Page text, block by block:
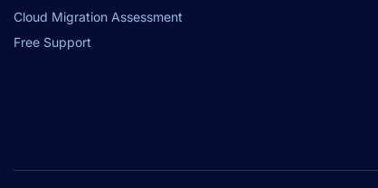
Cloud Migration Assessment
Free Support